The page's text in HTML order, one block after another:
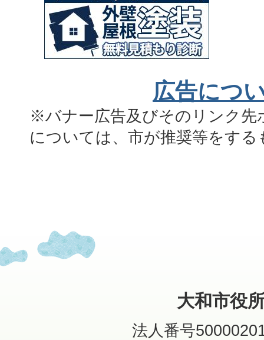
広告につ
※バナー広告及びそのリンク先
については、市が推奨等をす
大和市役
法人番号